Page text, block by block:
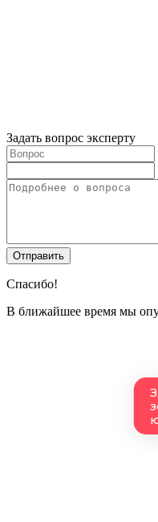
Задать вопрос эксперту
Спасибо!
В ближайшее время мы